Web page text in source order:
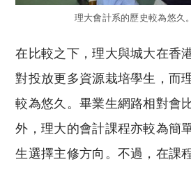
理大會計系的歷史較為悠久
在比較之下，理大與城大在香
對投放更多資源栽培學生，而
較為悠久。畢業生網路相對會
外，理大的會計課程亦較為簡
生選擇主修方向。不過，在課